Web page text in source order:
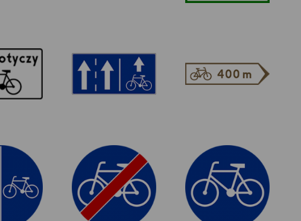
że
dotyczy
Pas ruchu dla
określonych
pojazdów
szlaku
rowerowego.
pieszych
Koniec drogi dla
rowerów
Droga dla rowerów